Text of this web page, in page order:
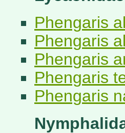
Phengaris
Phengaris
Phengaris
Phengaris
Phengaris